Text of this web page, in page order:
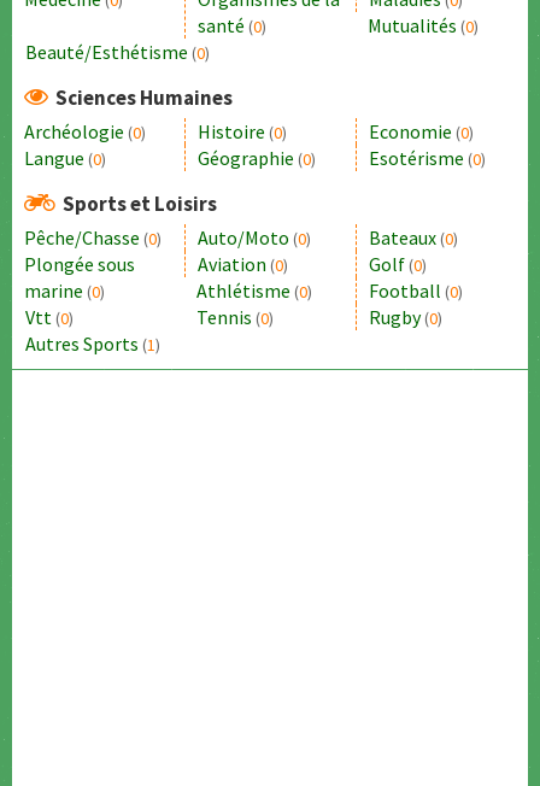
santé (0) Mutualités (0)
Beauté/Esthétisme (0)
Sciences Humaines
Archéologie (0) Histoire (0) Economie (0)
Langue (0) Géographie (0) Esotérisme (0)
Sports et Loisirs
Pêche/Chasse (0) Auto/Moto (0) Bateaux(0)
Plongée sous
marine (0)
Aviation (0) Golf(0)
Athlétisme (0) Football (0)
Vtt(0) Tennis (0) Rugby(0)
Autres Sports (1)